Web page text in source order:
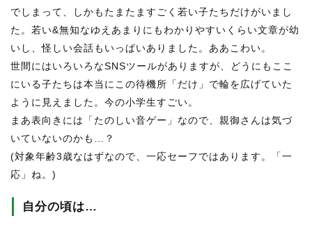
でしまって、しかもたまたますごく若い子たちだけがいまし
た。若い&無知なゆえあまりにもわかりやすいくらい文章が幼
いし、怪しい会話もいっぱいありました。ああこわい。
世間にはいろいろなSNSツールがありますが、どうにもここ
にいる子たちは本当にこの待機所「だけ」で輪を広げていた
ように見えました。今の小学生すごい。
まあ表向きには「たのしい音ゲー」なので、親御さんは気づ
いていないのかも…？
(対象年齢3歳なはずなので、一応セーフではあります。「一
応」ね。)
自分の頃は…